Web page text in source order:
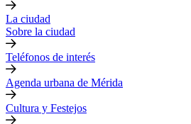
La ciudad
Sobre la ciudad
Teléfonos de interés
Agenda urbana de Mérida
Cultura y Festejos